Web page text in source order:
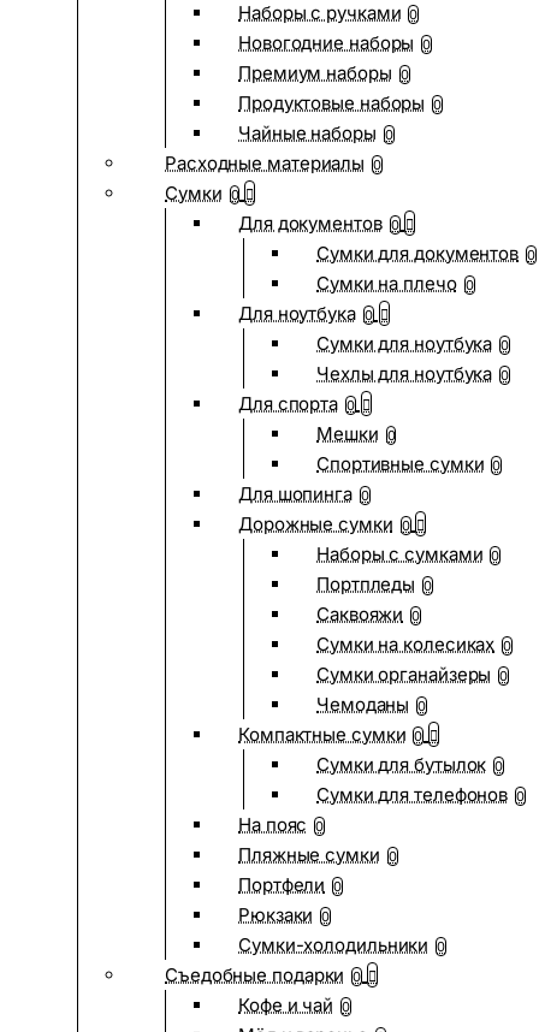
Наборы с ручками 0
Новогодние наборы 0
Премиум наборы 0
Продуктовые наборы 0
Чайные наборы 0
Расходные материалы 0
Сумки 0
Для документов 0
Сумки для документов 0
Сумки на плечо 0
Для ноутбука 0
Сумки для ноутбука 0
Чехлы для ноутбука 0
Для спорта 0
Мешки 0
Спортивные сумки 0
Для шопинга 0
Дорожные сумки 0
Наборы с сумками 0
Портпледы 0
Саквояжи 0
Сумки на колесиках 0
Сумки органайзеры 0
Чемоданы 0
Компактные сумки 0
Сумки для бутылок 0
Сумки для телефонов 0
На пояс 0
Пляжные сумки 0
Портфели 0
Рюкзаки 0
Сумки-холодильники 0
Съедобные подарки 0
Кофе и чай 0